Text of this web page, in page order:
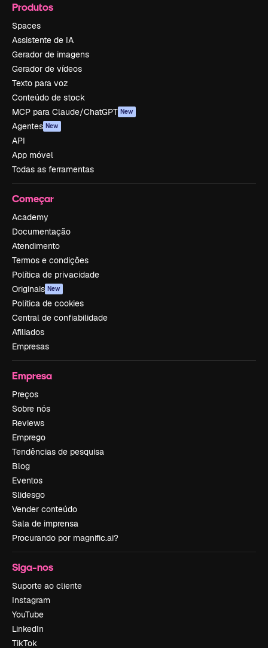
Produtos
Spaces
Assistente de IA
Gerador de imagens
Gerador de vídeos
Texto para voz
Conteúdo de stock
MCP para Claude/ChatGPT New
Agentes New
API
App móvel
Todas as ferramentas
Começar
Academy
Documentação
Atendimento
Termos e condições
Política de privacidade
Originais New
Política de cookies
Central de confiabilidade
Afiliados
Empresas
Empresa
Preços
Sobre nós
Reviews
Emprego
Tendências de pesquisa
Blog
Eventos
Slidesgo
Vender conteúdo
Sala de imprensa
Procurando por magnific.ai?
Siga-nos
Suporte ao cliente
Instagram
YouTube
LinkedIn
TikTok